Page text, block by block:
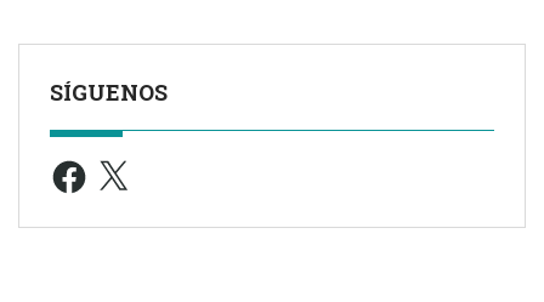
SÍGUENOS
Facebook
X